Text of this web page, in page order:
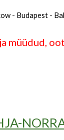
- Budapest -
müüdud,